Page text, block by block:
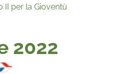
II per la Gioventù
2022